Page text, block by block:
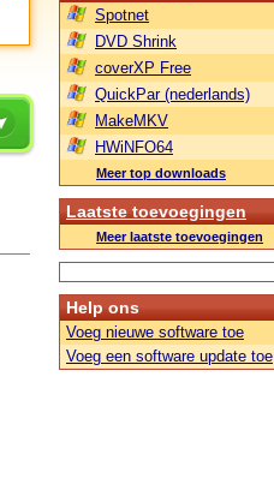
Spotnet
DVD Shrink
coverXP Free
QuickPar (nederlands)
MakeMKV
HWiNFO64
Meer top downloads
Laatste toevoegingen
Meer laatste toevoegingen
Help ons
Voeg nieuwe software toe
Voeg een software update toe